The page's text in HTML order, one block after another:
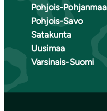
Pohjois-Pohjanmaa
Pohjois-Savo
Satakunta
Uusimaa
Varsinais-Suomi